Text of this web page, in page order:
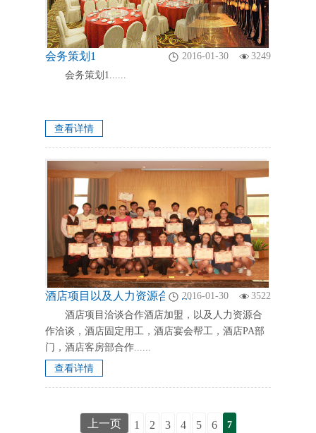
会务策划1 2016-01-30
3249
会务策划1......
查看详情
酒店项目以及人力资源合作洽谈
2016-01-30
3522
酒店项目洽谈合作酒店加盟，以及人力资源合
作洽谈，酒店固定用工，酒店宴会帮工，酒店PA部
门，酒店客房部合作......
查看详情
上一页 1 2 3 4 5 6 7